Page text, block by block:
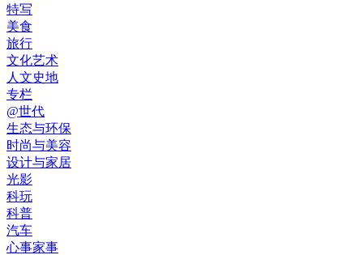
特写
美食
旅行
文化艺术
人文史地
专栏
@世代
生态与环保
时尚与美容
设计与家居
光影
科玩
科普
汽车
心事家事